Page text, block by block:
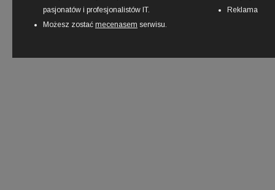
pasjonatów i profesjonalistów IT.
Możesz zostać mecenasem serwisu.
Reklama